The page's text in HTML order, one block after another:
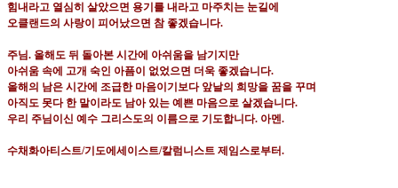
힘내라고 열심히 살았으면 용기를 내라고 마주치는 눈길에
오클랜드의 사랑이 피어났으면 참 좋겠습니다.
주님. 올해도 뒤 돌아본 시간에 아쉬움을 남기지만
아쉬움 속에 고개 숙인 아픔이 없었으면 더욱 좋겠습니다.
올해의 남은 시간에 조급한 마음이기보다 앞날의 희망을 꿈을 꾸며
아직도 못다 한 말이라도 남아 있는 예쁜 마음으로 살겠습니다.
우리 주님이신 예수 그리스도의 이름으로 기도합니다. 아멘.
수채화아티스트/기도에세이스트/칼럼니스트 제임스로부터.